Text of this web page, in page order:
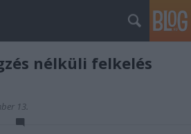
nélküli felkelés
13.